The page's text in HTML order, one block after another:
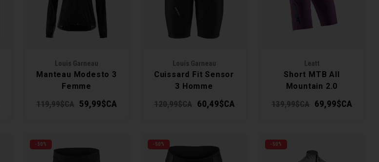
Louis Garneau
Manteau Modesto 3
Femme
119,99$CA 59,99$CA
Louis Garneau
Cuissard Fit Sensor
3 Homme
120,99$CA 60,49$CA
Leatt
Short MTB All
Mountain 2.0
Femme
139,99$CA 69,99$CA
-50% -50% -50%